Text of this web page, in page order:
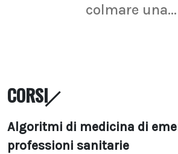
colmare una...
CORSI
Algoritmi di medicina di
professioni sanitarie